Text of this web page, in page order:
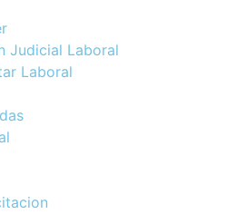
Judicial Laboral
Laboral